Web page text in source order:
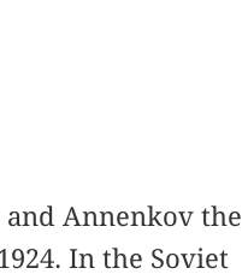
Annenkov the
In the Soviet